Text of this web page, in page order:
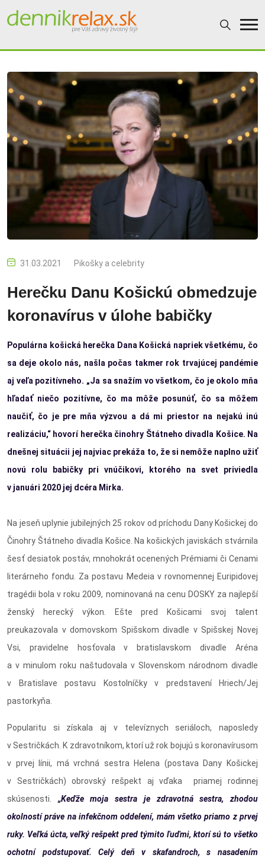
31.03.2021 Pikošky a celebrity
Herečku Danu Košickú obmedzuje
koronavírus v úlohe babičky
Populárna košická herečka Dana Košická napriek všetkému, čo
sa deje okolo nás, našla počas takmer rok trvajúcej pandémie
aj veľa pozitívneho. „Ja sa snažím vo všetkom, čo je okolo mňa
hľadať niečo pozitívne, čo ma môže posunúť, čo sa môžem
naučiť, čo je pre mňa výzvou a dá mi priestor na nejakú inú
realizáciu,“ hovorí herečka činohry Štátneho divadla Košice. Na
dnešnej situácii jej najviac prekáža to, že si nemôže naplno užiť
novú rolu babičky pri vnúčikovi, ktorého na svet priviedla
v januári 2020 jej dcéra Mirka.
Na jeseň uplynie jubilejných 25 rokov od príchodu Dany Košickej do
Činohry Štátneho divadla Košice. Na košických javiskách stvárnila
šesť desiatok postáv, mnohokrát ocenených Prémiami či Cenami
literárneho fondu. Za postavu Medeia v rovnomennej Euripidovej
tragédii bola v roku 2009, nominovaná na cenu DOSKY za najlepší
ženský herecký výkon. Ešte pred Košicami svoj talent
preukazovala v domovskom Spišskom divadle v Spišskej Novej
Vsi, pravidelne hosťovala v bratislavskom divadle Aréna
a v minulom roku naštudovala v Slovenskom národnom divadle
v Bratislave postavu Kostolníčky v predstavení Hriech/Jej
pastorkyňa.
Popularitu si získala aj v televíznych seriáloch, naposledy
v Sestričkách. K zdravotníkom, ktorí už rok bojujú s koronavírusom
v prvej línii, má vrchná sestra Helena (postava Dany Košickej
v Sestričkách) obrovský rešpekt aj vďaka priamej rodinnej
skúsenosti.
„Keďže moja sestra je zdravotná sestra, zhodou
okolností práve na infekčnom oddelení, mám všetko priamo z prvej
ruky. Veľká úcta, veľký rešpekt pred týmito ľuďmi, ktorí sú to všetko
ochotní podstupovať. Celý deň v skafandroch, s nasadením